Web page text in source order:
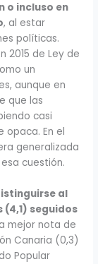
o incluso en
, al estar
políticas.
2015 de Ley de
un
aunque en
que las
casi
opaca. En el
generalizada
cuestión.
al
(4,1) seguidos
mejor nota de
Canaria (0,3)
Popular